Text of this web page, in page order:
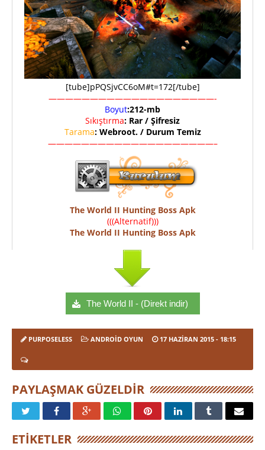
[tube]pPQSjvCC6oM#t=172[/tube]
————————————————————-
Boyut:212-mb
Sıkıştırma: Rar / Şifresiz
Tarama: Webroot. / Durum Temiz
————————————————————–
The World II Hunting Boss Apk
(((Alternatif)))
The World II Hunting Boss Apk
The World II - (Direkt indir)
PURPOSELESS ANDROID OYUN 17 HAZIRAN 2015 - 18:15
PAYLAŞMAK GÜZELDIR
ETIKETLER